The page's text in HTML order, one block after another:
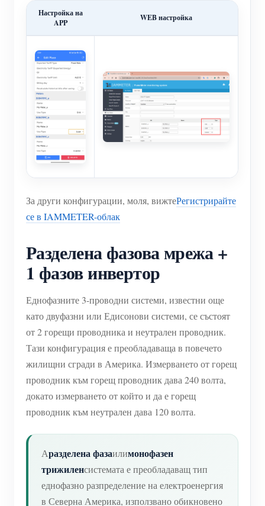
Настройка на
APP
WEB настройка
За други конфигурации, моля, вижтеРегистрирайте
се в IAMMETER-облак
Разделена фазова мрежа +
1 фазов инвертор
Еднофазните 3-проводни системи, известни още
като двуфазни или Едисонови системи, се състоят
от 2 горещи проводника и неутрален проводник.
Тази конфигурация е преобладаваща в повечето
жилищни сгради в Америка. Измерването от горещ
проводник към горещ проводник дава 240 волта,
докато измерването от който и да е горещ
проводник към неутрален дава 120 волта.
Аразделена фазаилимонофазен
трижиленсистемата е преобладаващ тип
еднофазно разпределение на електроенергия
в Северна Америка, използвано обикновено